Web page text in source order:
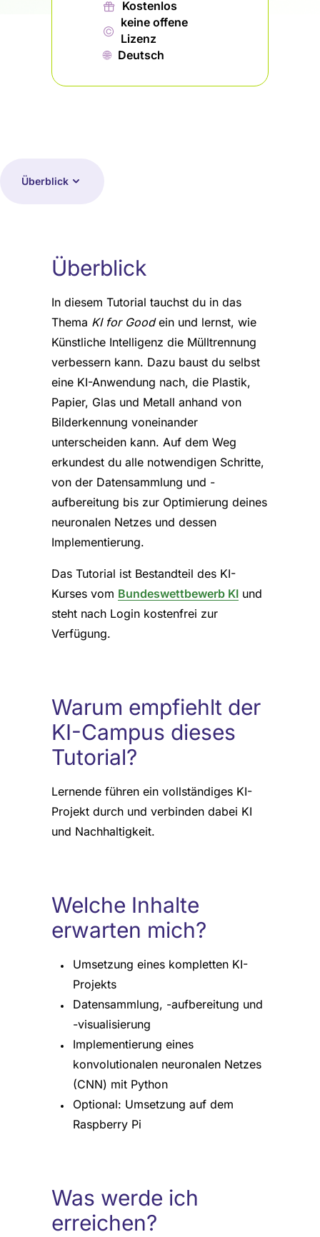
🎁︎ Kostenlos
©
keine offene
Lizenz
🌐︎ Deutsch
Überblick
Überblick
In diesem Tutorial tauchst du in das
Thema KI for Goodein und lernst, wie
Künstliche Intelligenz die Mülltrennung
verbessern kann. Dazu baust du selbst
eine KI-Anwendung nach, die Plastik,
Papier, Glas und Metall anhand von
Bilderkennung voneinander
unterscheiden kann. Auf dem Weg
erkundest du alle notwendigen Schritte,
von der Datensammlung und -
aufbereitung bis zur Optimierung deines
neuronalen Netzes und dessen
Implementierung.
Das Tutorial ist Bestandteil des KI-
Kurses vom Bundeswettbewerb KI und
steht nach Login kostenfrei zur
Verfügung.
Warum empfiehlt der
KI-Campus dieses
Tutorial?
Lernende führen ein vollständiges KI-
Projekt durch und verbinden dabei KI
und Nachhaltigkeit.
Welche Inhalte
erwarten mich?
Umsetzung eines kompletten KI-
Projekts
Datensammlung, -aufbereitung und
-visualisierung
Implementierung eines
konvolutionalen neuronalen Netzes
(CNN) mit Python
Optional: Umsetzung auf dem
Raspberry Pi
Was werde ich
erreichen?